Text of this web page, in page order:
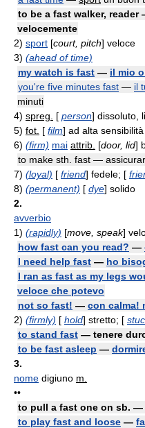
to be a fast walker, reader
velocemente
2) sport [court, pitch] veloce
3) (ahead of time)
my watch is fast — il mio
you're five minutes fast — il
minuti
4) spreg. [ person] dissoluto,
5) fot. [ film] ad alta sensibilità
6) (firm) mai attrib. [door, lid]
to make sth. fast —
7) (loyal) [ friend] fedele; [
8) (permanent) [ dye] solido
2.
avverbio
1) (rapidly) [move, speak]
how fast can you read? —
I need help fast — ho
I ran as fast as my legs
veloce che potevo
not so fast! — con calma!
2) (firmly) [ hold] stretto; [
to stand fast — tenere
to be fast asleep —
3.
nome digiuno m.
••
to pull a fast one on sb.
to play fast and loose —